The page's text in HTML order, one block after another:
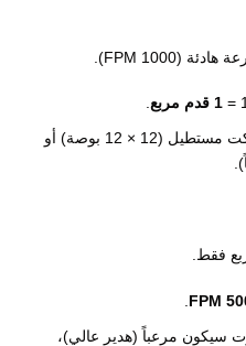
1 قدم مربع
.
دكت بمساحة 1 قدم مربع يعني دكت مستطيل (12 × 12 بوصة) أو
سيكون مرعباً (هدير عالي)،